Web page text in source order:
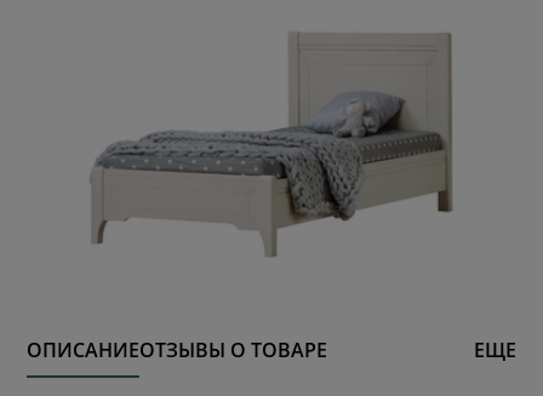
ОПИСАНИЕОТЗЫВЫ О ТОВАРЕ ЕЩЕ